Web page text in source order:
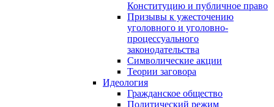
Конституцию и публичное право
Призывы к ужесточению
уголовного и уголовно-
процессуального
законодательства
Символические акции
Теории заговора
Идеология
Гражданское общество
Политический режим